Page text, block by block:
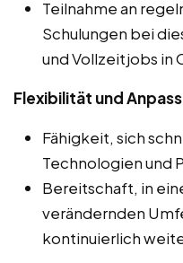
Teilnahme an
Schulungen bei
und Vollzeitjobs in
Flexibilität und
Fähigkeit, sich
Technologien und
Bereitschaft, in
verändernden
kontinuierlich